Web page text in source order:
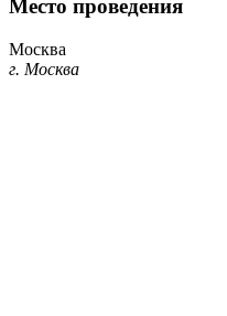
Место проведения
Москва
г. Москва